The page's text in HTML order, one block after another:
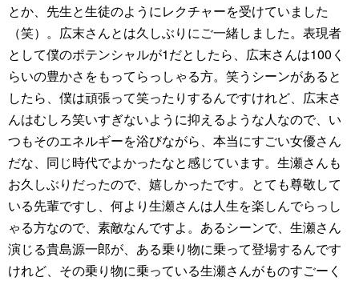
とか、先生と生徒のようにレクチャーを受けていました
（笑）。広末さんとは久しぶりにご一緒しました。表現者
として僕のポテンシャルが1だとしたら、広末さんは100く
らいの豊かさをもってらっしゃる方。笑うシーンがあると
したら、僕は頑張って笑ったりするんですけれど、広末さ
んはむしろ笑いすぎないように抑えるような人なので、い
つもそのエネルギーを浴びながら、本当にすごい女優さん
だな、同じ時代でよかったなと感じています。生瀬さんも
お久しぶりだったので、嬉しかったです。とても尊敬して
いる先輩ですし、何より生瀬さんは人生を楽しんでらっし
ゃる方なので、素敵なんですよ。あるシーンで、生瀬さん
演じる貴島源一郎が、ある乗り物に乗って登場するんです
けれど、その乗り物に乗っている生瀬さんがものすごーく